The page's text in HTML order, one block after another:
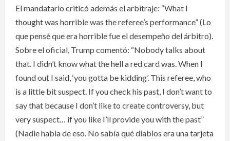
El mandatario criticó además el arbitraje: “What I
thought was horrible was the referee’s performance” (Lo
que pensé que era horrible fue el desempeño del árbitro).
Sobre el oficial, Trump comentó: “Nobody talks about
that. I didn’t know what the hell a red card was. When I
found out I said, ‘you gotta be kidding’. This referee, who
is a little bit suspect. If you check his past, I don’t want to
say that because I don’t like to create controversy, but
very suspect… if you like I’ll provide you with the past”
(Nadie habla de eso. No sabía qué diablos era una tarjeta